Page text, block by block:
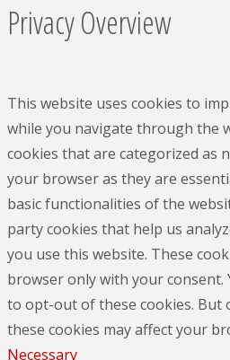
Privacy Overview
This website uses cookies to
while you navigate through the
cookies that are categorized as
your browser as they are
basic functionalities of the
party cookies that help us
you use this website. These
browser only with your consent.
to opt-out of these cookies. But
these cookies may affect your
Necessary